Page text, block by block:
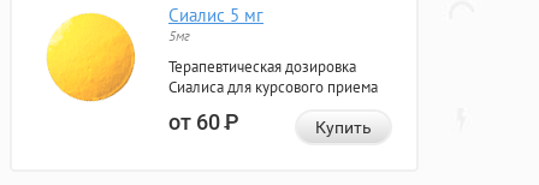
Сиалис 5 мг
5мг
Терапевтическая дозировка
Сиалиса для курсового приема
от 60Р Купить